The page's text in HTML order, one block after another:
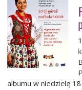
albumu w niedzielę